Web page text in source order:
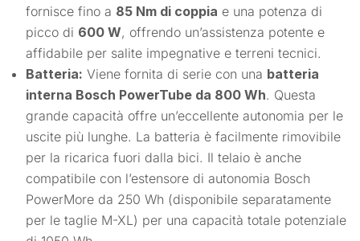
fornisce fino a 85 Nm di coppia e una potenza di
picco di 600 W, offrendo un’assistenza potente e
affidabile per salite impegnative e terreni tecnici.
Batteria: Viene fornita di serie con una batteria
interna Bosch PowerTube da 800 Wh. Questa
grande capacità offre un’eccellente autonomia per le
uscite più lunghe. La batteria è facilmente rimovibile
per la ricarica fuori dalla bici. Il telaio è anche
compatibile con l’estensore di autonomia Bosch
PowerMore da 250 Wh (disponibile separatamente
per le taglie M-XL) per una capacità totale potenziale